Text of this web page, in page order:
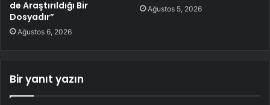
de Araştırıldığı Bir
Dosyadır”
Ağustos 6, 2026
Ağustos 5, 2026
Bir yanıt yazın